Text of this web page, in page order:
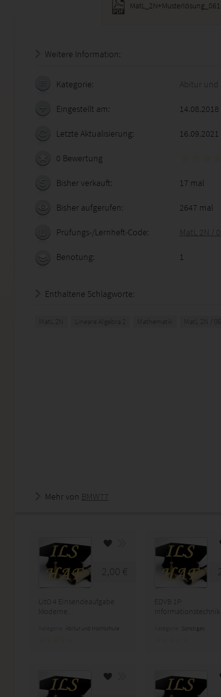
Weitere Information:
Kategorie: Abitur und
Eingestellt am:
Letzte Aktualisierung: 16.09.2021
0 Bewertung
Bisher verkauft: 17 mal
Bisher aufgerufen: 2647 mal
Prüfungs-/Lernheft-Code: MatL 2N /
Benotung: 1
Enthaltene Schlagworte:
MatL 2N Lineare Algebra 2 Mathematik MatL 2N /
Mehr von BMW77
2,00 €
LitO 4 Einsendeaufgabe
Moderne...
Abitur und Hochschule
EDVB 1P
Informationstechnik
Sonstiges